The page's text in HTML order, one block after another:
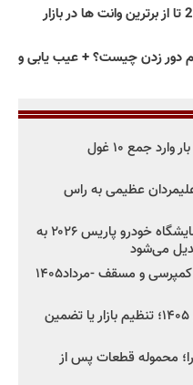
بهترین وانت ها در ایران: معرفی 25 تا از برترین وانت ها در بازار
دور زدن چیست؟ + عیب یابی و
۳ خودروساز چینی برای نخستین بار وارد جمع ۱۰ غول
علیمردان عظیمی به راس
چینی‌ها به قلب اروپا رسیدند؛ نمایشگاه خودرو پاریس ۲۰۲۶ به
می‌شود
شروع فروش اقساطی زامیاد EX کمپرسی و مسقف -مرداد۱۴۰۵
راز واردات ۷۵ هزار خودرو در سال ۱۴۰۵؛ تنظیم بازار یا تضمین
محموله قطعات پس از